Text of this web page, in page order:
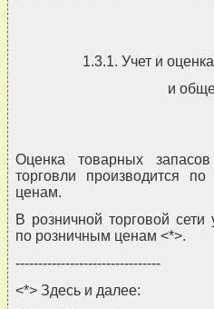
1.3.1. Учет и
и
Оценка товарных
торговли производится
ценам.
В розничной торговой
по розничным ценам <*>.
--------------------------------
<*> Здесь и далее: